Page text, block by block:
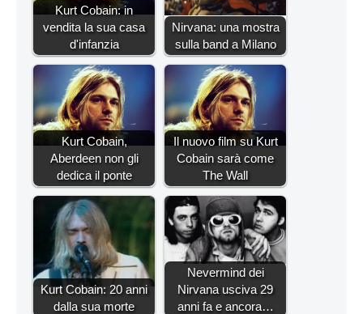
Kurt Cobain: in
vendita la sua casa
d'infanzia
Nirvana: una mostra
sulla band a Milano
Kurt Cobain,
Aberdeen non gli
dedica il ponte
Il nuovo film su Kurt
Cobain sarà come
The Wall
Kurt Cobain: 20 anni
dalla sua morte
Nevermind dei
Nirvana usciva 29
anni fa e ancora…